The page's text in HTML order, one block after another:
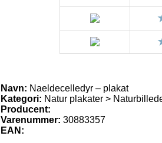
Navn: Naeldecelledyr – plakat
Kategori: Natur plakater >
Producent:
Varenummer: 30883357
EAN: